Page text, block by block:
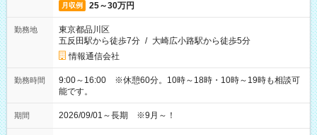
月収例 25～30万円
勤務地
東京都品川区
五反田駅から徒歩7分 / 大崎広小路駅から徒歩5分
情報通信会社
勤務時間
9:00～16:00 ※休憩60分。10時～18時・10時～19時も相談可
能です。
期間 2026/09/01～長期 ※9月～！